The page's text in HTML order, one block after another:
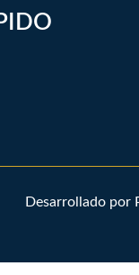
Desarrollado por